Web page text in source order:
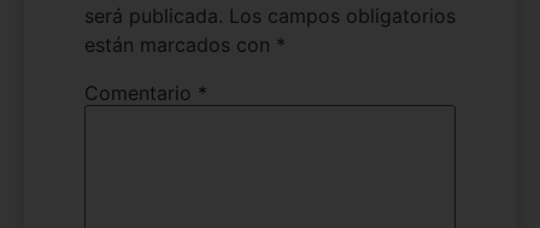
será publicada. Los campos obligatorios
están marcados con *
Comentario *